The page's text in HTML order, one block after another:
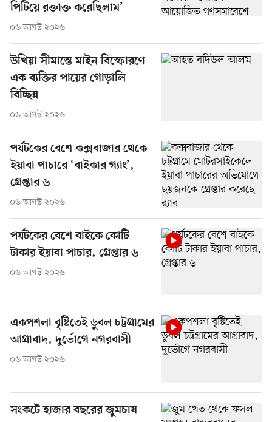
পিটিয়ে রক্তাক্ত করেছিলাম’
০৬ আগস্ট ২০২৬
উখিয়া সীমান্তে মাইন বিস্ফোরণে
এক ব্যক্তির পায়ের গোড়ালি
বিচ্ছিন্ন
০৬ আগস্ট ২০২৬
পর্যটকের বেশে কক্সবাজার থেকে
ইয়াবা পাচারে ‘বাইকার গ্যাং’,
গ্রেপ্তার ৬
০৬ আগস্ট ২০২৬
পর্যটকের বেশে বাইকে কোটি
টাকার ইয়াবা পাচার, গ্রেপ্তার ৬
০৬ আগস্ট ২০২৬
একপশলা বৃষ্টিতেই ডুবল চট্টগ্রামের
আগ্রাবাদ, দুর্ভোগে নগরবাসী
০৬ আগস্ট ২০২৬
সংকটে হাজার বছরের জুমচাষ